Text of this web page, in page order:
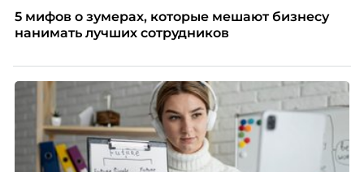
5 мифов о зумерах, которые мешают бизнесу
нанимать лучших сотрудников